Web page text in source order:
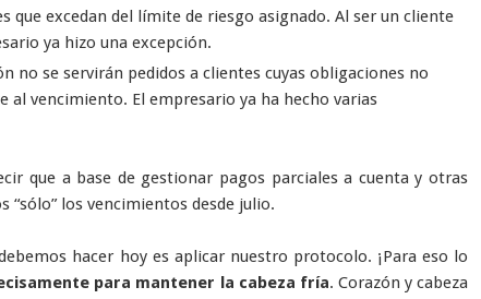
que excedan del límite de riesgo asignado. Al ser un cliente
ya hizo una excepción.
no se servirán pedidos a clientes cuyas obligaciones no
al vencimiento. El empresario ya ha hecho varias
que a base de gestionar pagos parciales a cuenta y otras
los vencimientos desde julio.
hacer hoy es aplicar nuestro protocolo. ¡Para eso lo
para mantener la cabeza fría. Corazón y cabeza